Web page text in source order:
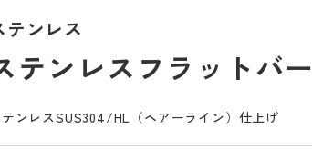
テンレス
テンレスフラットバー
ンレスSUS304/HL（ヘアーライン）仕上げ